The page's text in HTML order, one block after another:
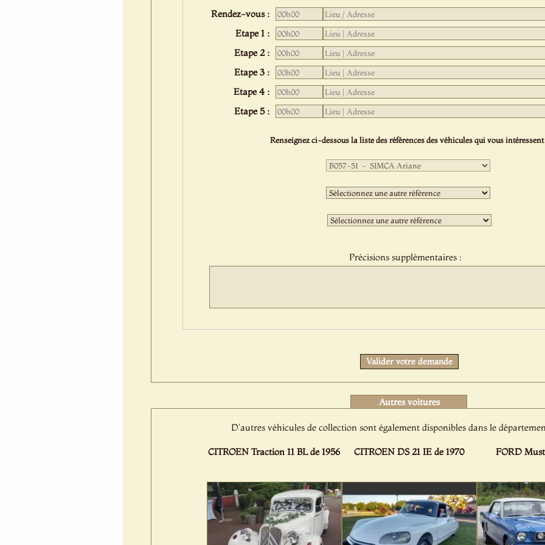
Rendez-vous :
Etape 1 :
Etape 2 :
Etape 3 :
Etape 4 :
Etape 5 :
Renseignez ci-dessous la liste des références des véhicules qui vous
Première
sélection
:Deuxième
sélection
:Troisième
sélection
Précisions supplémentaires :
Valider votre demande
Autres voitures
D'autres véhicules de collection sont également disponibles dans le
CITROEN Traction 11 BL de 1956 CITROEN DS 21 IE de 1970 FORD